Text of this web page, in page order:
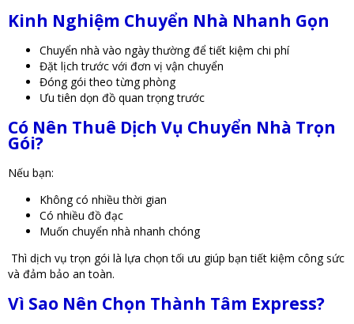
Kinh Nghiệm Chuyển Nhà Nhanh Gọn
Chuyển nhà vào ngày thường để tiết kiệm chi phí
Đặt lịch trước với đơn vị vận chuyển
Đóng gói theo từng phòng
Ưu tiên dọn đồ quan trọng trước
Có Nên Thuê Dịch Vụ Chuyển Nhà Trọn
Gói?
Nếu bạn:
Không có nhiều thời gian
Có nhiều đồ đạc
Muốn chuyển nhà nhanh chóng
Thì dịch vụ trọn gói là lựa chọn tối ưu giúp bạn tiết kiệm công sức
và đảm bảo an toàn.
Vì Sao Nên Chọn Thành Tâm Express?